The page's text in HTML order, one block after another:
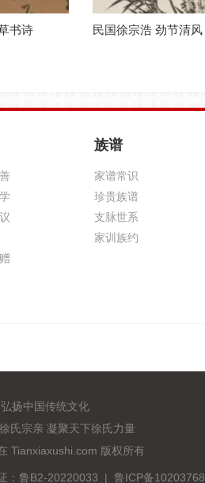
清风 民国 徐操 仕女图
族谱
家谱常识
珍贵族谱
支脉世系
家训族约
弘扬中国传统文化
氏宗亲 凝聚天下徐氏力量
Tianxiaxushi.com 版权所有
：鲁B2-20220033 | 鲁ICP备